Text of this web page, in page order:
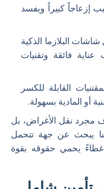
إزعاجاً كبيراً ويفسد
شاشات البلازما الذكية
عناية فائقة وتقنيات
القابلة للكسر
أو المادية بسهولة.
مجرد نقل الأغراض، بل
يبحث عن جهة تتحمل
غطاءً يحمي حقوقه بقوة